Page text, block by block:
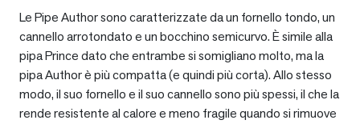
Le Pipe Author sono caratterizzate da un fornello tondo, un
cannello arrotondato e un bocchino semicurvo. È simile alla
pipa Prince dato che entrambe si somigliano molto, ma la
pipa Author è più compatta (e quindi più corta). Allo stesso
modo, il suo fornello e il suo cannello sono più spessi, il che la
rende resistente al calore e meno fragile quando si rimuove